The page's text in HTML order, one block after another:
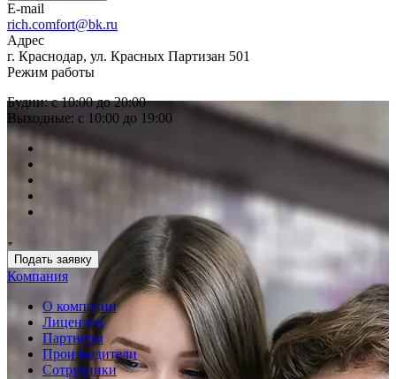
E-mail
rich.comfort@bk.ru
Адрес
г. Краснодар, ул. Красных Партизан 501
Режим работы
Будни: с 10:00 до 20:00
Выходные: с 10:00 до 19:00
Подать заявку
Компания
О компании
Лицензии
Партнеры
Производители
Сотрудники